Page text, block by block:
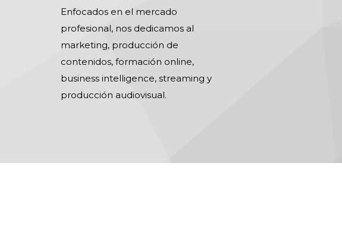
Enfocados en el mercado
profesional, nos dedicamos al
marketing, producción de
contenidos, formación online,
business intelligence, streaming y
producción audiovisual.